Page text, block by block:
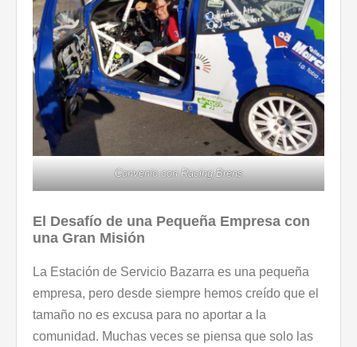
Convenio con Racing Brens
El Desafío de una Pequeña Empresa con
una Gran Misión
La Estación de Servicio Bazarra es una pequeña
empresa, pero desde siempre hemos creído que el
tamaño no es excusa para no aportar a la
comunidad. Muchas veces se piensa que solo las